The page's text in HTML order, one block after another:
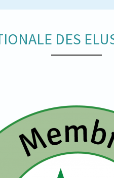
DES